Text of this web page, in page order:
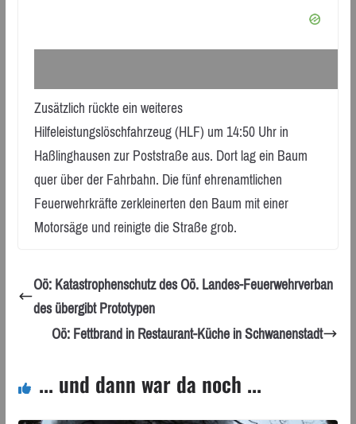
Zusätzlich rückte ein weiteres
Hilfeleistungslöschfahrzeug (HLF) um 14:50 Uhr in
Haßlinghausen zur Poststraße aus. Dort lag ein Baum
quer über der Fahrbahn. Die fünf ehrenamtlichen
Feuerwehrkräfte zerkleinerten den Baum mit einer
Motorsäge und reinigte die Straße grob.
Oö: Katastrophenschutz des Oö. Landes-Feuerwehrverban
des übergibt Prototypen
Oö: Fettbrand in Restaurant-Küche in Schwanenstadt
... und dann war da noch ...